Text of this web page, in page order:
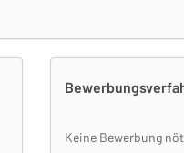
Keine Bewerbung